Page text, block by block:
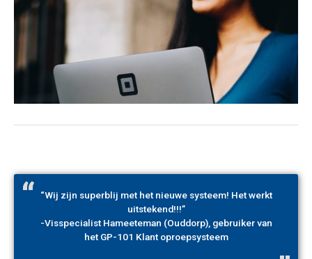
“Wij zijn superblij met het nieuwe systeem! Het werkt
uitstekend!!!”
-Visspecialist Hameeteman (Ouddorp), gebruiker van
het GP-101 Klant oproepsysteem